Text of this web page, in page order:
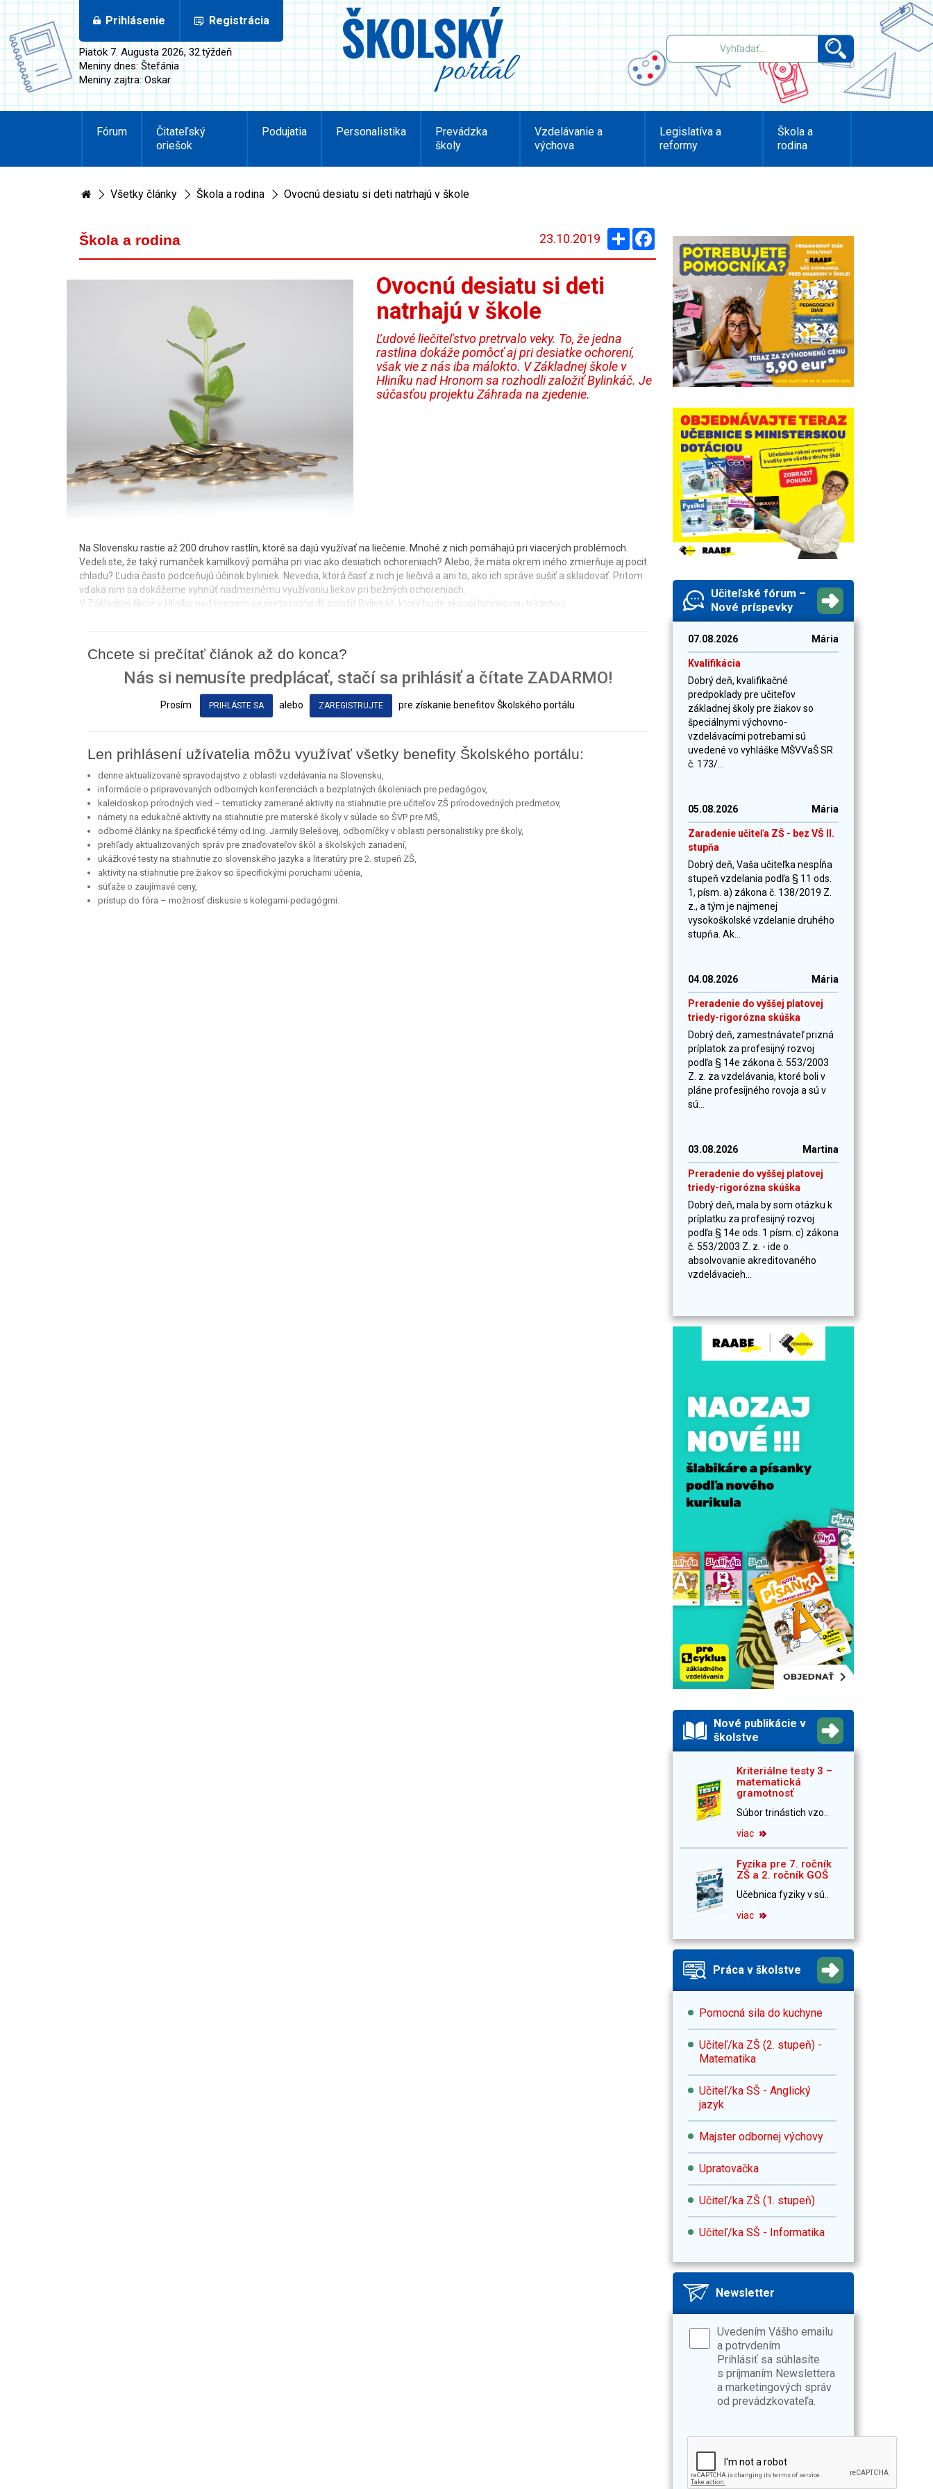
Prihlásenie Registrácia
Piatok 7. Augusta 2026, 32.týždeň
Meniny dnes: Štefánia
Meniny zajtra: Oskar
Fórum
Čitateľský
oriešok
Podujatia Personalistika
Prevádzka
školy
Vzdelávanie a
výchova
Legislatíva a
reformy
Škola a
rodina
Všetky články Škola a rodina Ovocnú desiatu si deti natrhajú v škole
Škola a rodina 23.10.2019 Zdieľaj
Ovocnú desiatu si deti
natrhajú v škole
Ľudové liečiteľstvo pretrvalo veky. To, že jedna
rastlina dokáže pomôcť aj pri desiatke ochorení,
však vie z nás iba málokto. V Základnej škole v
Hliníku nad Hronom sa rozhodli založiť Bylinkáč. Je
súčasťou projektu Záhrada na zjedenie.
Na Slovensku rastie až 200 druhov rastlín, ktoré sa dajú využívať na liečenie. Mnohé z nich pomáhajú pri viacerých problémoch.
Vedeli ste, že taký rumanček kamilkový pomáha pri viac ako desiatich ochoreniach? Alebo, že mäta okrem iného zmierňuje aj pocit
chladu? Ľudia často podceňujú účinok byliniek. Nevedia, ktorá časť z nich je liečivá a ani to, ako ich správe sušiť a skladovať. Pritom
vďaka nim sa dokážeme vyhnúť nadmernému využívaniu liekov pri bežných ochoreniach.
V Základnej škole v Hliníku nad Hronom sa preto rozhodli založiť Bylinkáč, ktorý bude akousi bylinkovou lekárňou.
Chcete si prečítať článok až do konca?
Nás si nemusíte predplácať, stačí sa prihlásiť a čítate ZADARMO!
Prosím PRIHLÁSTE SA alebo ZAREGISTRUJTE pre získanie benefitov Školského portálu
Len prihlásení užívatelia môžu využívať všetky benefity Školského portálu:
denne aktualizované spravodajstvo z oblasti vzdelávania na Slovensku,
informácie o pripravovaných odborných konferenciách a bezplatných školeniach pre pedagógov,
kaleidoskop prírodných vied – tematicky zamerané aktivity na stiahnutie pre učiteľov ZŠ prírodovedných predmetov,
námety na edukačné aktivity na stiahnutie pre materské školy v súlade so ŠVP pre MŠ,
odborné články na špecifické témy od Ing. Jarmily Belešovej, odborníčky v oblasti personalistiky pre školy,
prehľady aktualizovaných správ pre zriaďovateľov škôl a školských zariadení,
ukážkové testy na stiahnutie zo slovenského jazyka a literatúry pre 2. stupeň ZŠ,
aktivity na stiahnutie pre žiakov so špecifickými poruchami učenia,
súťaže o zaujímavé ceny,
prístup do fóra – možnosť diskusie s kolegami-pedagógmi.
Učiteľské fórum –
Nové príspevky
07.08.2026 Mária
Kvalifikácia
Dobrý deň, kvalifikačné
predpoklady pre učiteľov
základnej školy pre žiakov so
špeciálnymi výchovno-
vzdelávacími potrebami sú
uvedené vo vyhláške MŠVVaŠ SR
č. 173/...
05.08.2026 Mária
Zaradenie učiteľa ZŠ - bez VŠ II.
stupňa
Dobrý deň, Vaša učiteľka nespĺňa
stupeň vzdelania podľa § 11 ods.
1, písm. a) zákona č. 138/2019 Z.
z., a tým je najmenej
vysokoškolské vzdelanie druhého
stupňa. Ak...
04.08.2026 Mária
Preradenie do vyššej platovej
triedy-rigorózna skúška
Dobrý deň, zamestnávateľ prizná
príplatok za profesijný rozvoj
podľa § 14e zákona č. 553/2003
Z. z. za vzdelávania, ktoré boli v
pláne profesijného rovoja a sú v
sú...
03.08.2026 Martina
Preradenie do vyššej platovej
triedy-rigorózna skúška
Dobrý deň, mala by som otázku k
príplatku za profesijný rozvoj
podľa § 14e ods. 1 písm. c) zákona
č. 553/2003 Z. z. - ide o
absolvovanie akreditovaného
vzdelávacieh...
Nové publikácie v
školstve
Kriteriálne testy 3 –
matematická
gramotnosť
Súbor trinástich vzo..
viac
Fyzika pre 7. ročník
ZŠ a 2. ročník GOŠ
Učebnica fyziky v sú..
viac
Práca v školstve
Pomocná sila do kuchyne
Učiteľ/ka ZŠ (2. stupeň) -
Matematika
Učiteľ/ka SŠ - Anglický
jazyk
Majster odbornej výchovy
Upratovačka
Učiteľ/ka ZŠ (1. stupeň)
Učiteľ/ka SŠ - Informatika
Newsletter
Uvedením Vášho emailu
a potrvdením
Prihlásiť sa súhlasíte
s príjmaním Newslettera
a marketingových správ
od prevádzkovateľa.